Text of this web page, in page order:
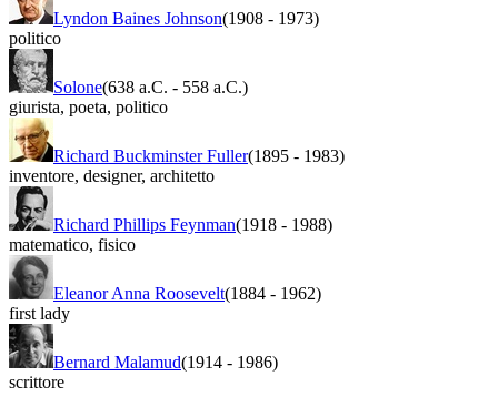
Lyndon Baines Johnson(1908 - 1973)
politico
Solone(638 a.C. - 558 a.C.)
giurista, poeta, politico
Richard Buckminster Fuller(1895 - 1983)
inventore, designer, architetto
Richard Phillips Feynman(1918 - 1988)
matematico, fisico
Eleanor Anna Roosevelt(1884 - 1962)
first lady
Bernard Malamud(1914 - 1986)
scrittore